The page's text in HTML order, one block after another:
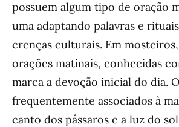
possuem algum tipo de oração
uma adaptando palavras e
crenças culturais. Em
orações matinais, conhecidas
marca a devoção inicial do dia.
frequentemente associados à
canto dos pássaros e a luz do